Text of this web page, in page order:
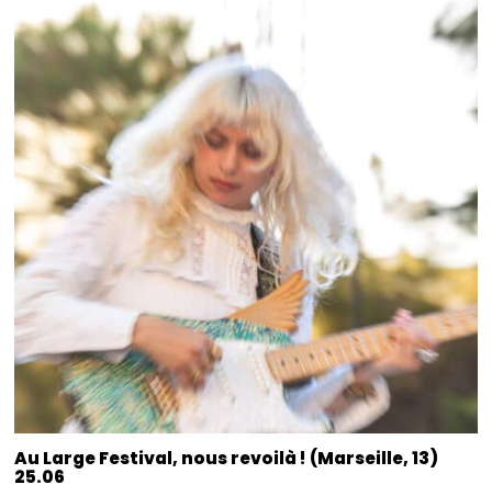
Au Large Festival, nous revoilà ! (Marseille, 13)
25.06